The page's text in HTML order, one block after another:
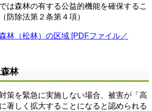
は森林の有する公益的機能を確保するこ
防除法第２条第４項）
林（松林）の区域 [PDFファイル／
林
策を緊急に実施しない場合、被害が「高
著しく拡大することになると認められる